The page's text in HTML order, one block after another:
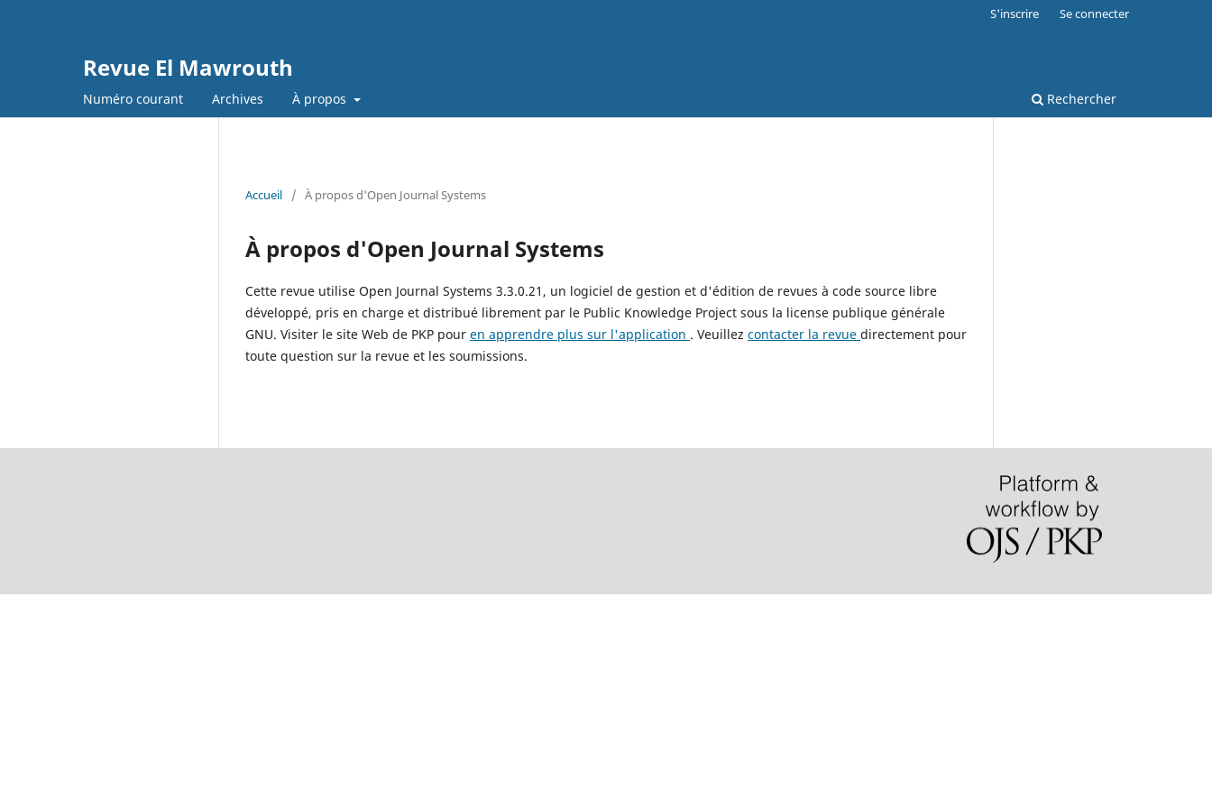
Revue El Mawrouth
Numéro courant Archives À propos Rechercher
S'inscrire Se connecter
Accueil / À propos d'Open Journal Systems
À propos d'Open Journal Systems
Cette revue utilise Open Journal Systems 3.3.0.21, un logiciel de gestion et d'édition de revues à code source libre
développé, pris en charge et distribué librement par le Public Knowledge Project sous la license publique générale
GNU. Visiter le site Web de PKP pour en apprendre plus sur l'application . Veuillez contacter la revue directement pour
toute question sur la revue et les soumissions.